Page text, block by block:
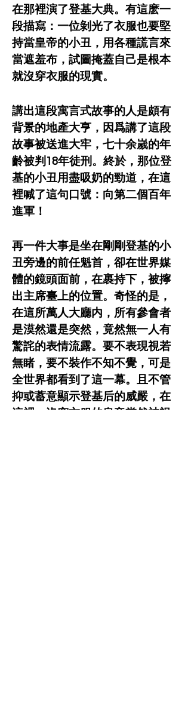
在那裡演了登基大典。有這麽一
段描寫：一位剝光了衣服也要堅
持當皇帝的小丑，用各種謊言來
當遮羞布，試圖掩蓋自己是根本
就沒穿衣服的現實。
講出這段寓言式故事的人是頗有
背景的地產大亨，因爲講了這段
故事被送進大牢，七十余嵗的年
齡被判18年徒刑。終於，那位登
基的小丑用盡吸奶的勁道，在這
裡喊了這句口號：向第二個百年
進軍！
再一件大事是坐在剛剛登基的小
丑旁邊的前任魁首，卻在世界媒
體的鏡頭面前，在裹持下，被擰
出主席臺上的位置。奇怪的是，
在這所萬人大廳内，所有參會者
是漠然還是突然，竟然無一人有
驚詫的表情流露。要不表現視若
無睹，要不裝作不知不覺，可是
全世界都看到了這一幕。且不管
抑或蓄意顯示登基后的威嚴，在